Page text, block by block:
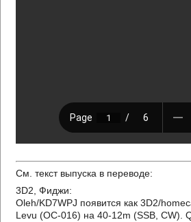
См. текст выпуска в переводе:
3D2, Фиджи:
Oleh/KD7WPJ появится как 3D2/
Levu (OC-016) на 40-12m (SSB, CW).